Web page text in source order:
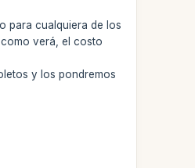
para cualquiera de los
verá, el costo
y los pondremos